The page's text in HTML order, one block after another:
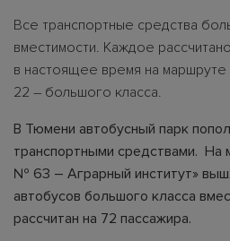
Все транспортные средства
вместимости. Каждое
в настоящее время на
22 – большого класса.
В Тюмени автобусный парк
транспортными средствами.
№ 63 – Аграрный институт»
автобусов большого класса
рассчитан на 72 пассажира.